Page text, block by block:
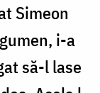
Simeon
i-a
să-l lase